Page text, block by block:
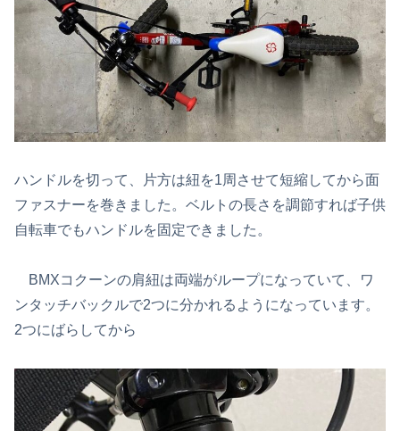
ハンドルを切って、片方は紐を1周させて短縮してから面
ファスナーを巻きました。ベルトの長さを調節すれば子供
自転車でもハンドルを固定できました。
BMXコクーンの肩紐は両端がループになっていて、ワ
ンタッチバックルで2つに分かれるようになっています。
2つにばらしてから